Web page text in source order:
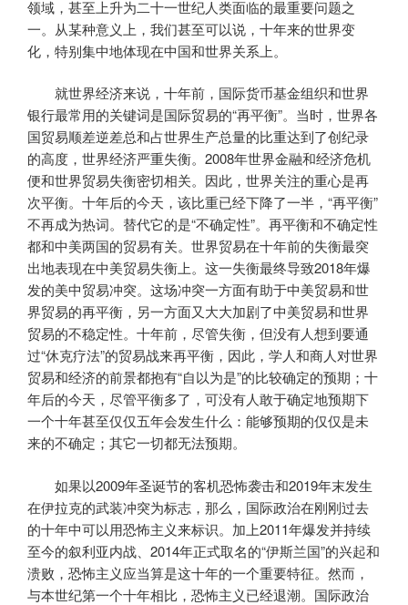
领域，甚至上升为二十一世纪人类面临的最重要问题之
一。从某种意义上，我们甚至可以说，十年来的世界变
化，特别集中地体现在中国和世界关系上。
就世界经济来说，十年前，国际货币基金组织和世界
银行最常用的关键词是国际贸易的“再平衡”。当时，世界各
国贸易顺差逆差总和占世界生产总量的比重达到了创纪录
的高度，世界经济严重失衡。2008年世界金融和经济危机
便和世界贸易失衡密切相关。因此，世界关注的重心是再
次平衡。十年后的今天，该比重已经下降了一半，“再平衡”
不再成为热词。替代它的是“不确定性”。再平衡和不确定性
都和中美两国的贸易有关。世界贸易在十年前的失衡最突
出地表现在中美贸易失衡上。这一失衡最终导致2018年爆
发的美中贸易冲突。这场冲突一方面有助于中美贸易和世
界贸易的再平衡，另一方面又大大加剧了中美贸易和世界
贸易的不稳定性。十年前，尽管失衡，但没有人想到要通
过“休克疗法”的贸易战来再平衡，因此，学人和商人对世界
贸易和经济的前景都抱有“自以为是”的比较确定的预期；十
年后的今天，尽管平衡多了，可没有人敢于确定地预期下
一个十年甚至仅仅五年会发生什么：能够预期的仅仅是未
来的不确定；其它一切都无法预期。
如果以2009年圣诞节的客机恐怖袭击和2019年末发生
在伊拉克的武装冲突为标志，那么，国际政治在刚刚过去
的十年中可以用恐怖主义来标识。加上2011年爆发并持续
至今的叙利亚内战、2014年正式取名的“伊斯兰国”的兴起和
溃败，恐怖主义应当算是这十年的一个重要特征。然而，
与本世纪第一个十年相比，恐怖主义已经退潮。国际政治